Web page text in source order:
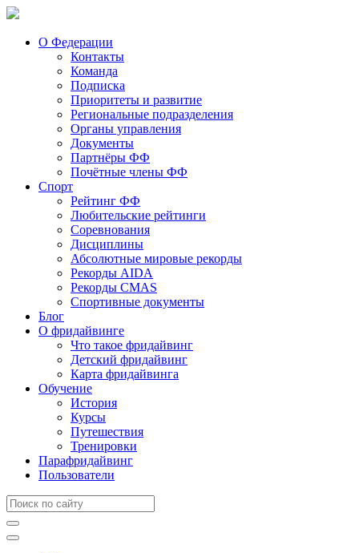
О Федерации
Контакты
Команда
Подписка
Приоритеты и развитие
Региональные подразделения
Органы управления
Документы
Партнёры ФФ
Почётные члены ФФ
Спорт
Рейтинг ФФ
Любительские рейтинги
Соревнования
Дисциплины
Абсолютные мировые рекорды
Рекорды AIDA
Рекорды CMAS
Спортивные документы
Блог
О фридайвинге
Что такое фридайвинг
Детский фридайвинг
Карта фридайвинга
Обучение
История
Курсы
Путешествия
Тренировки
Парафридайвинг
Пользователи